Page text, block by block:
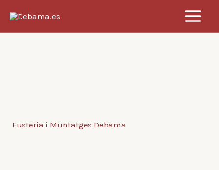
contenido
Fusteria i Muntatges Debama